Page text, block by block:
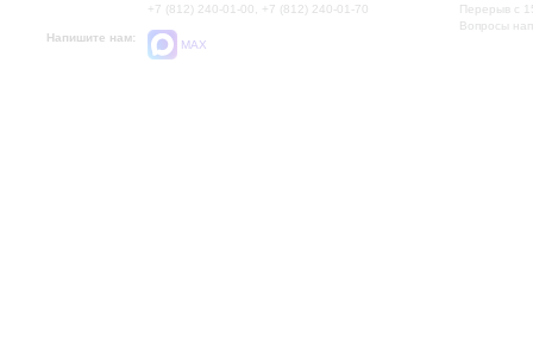
+7 (812) 240-01-00, +7 (812) 240-01-70
Напишите нам:
MAX
Перерыв с
Вопросы